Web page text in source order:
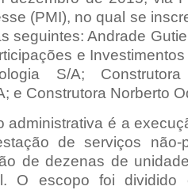
(PMI), no qual se
seguintes: Andrade
e
S/A;
e Construtora Norberto
administrativa é a
de serviços não-
de dezenas de
O escopo foi